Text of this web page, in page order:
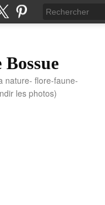
nature- flore-faune-
les photos)